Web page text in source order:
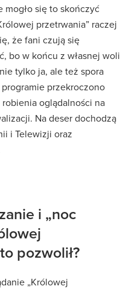
mogło się to skończyć
przetrwania” raczej
że fani czują się
bo w końcu z własnej woli
tylko ja, ale też spora
przekroczono
oglądalności na
Na deser dochodzą
i Telewizji oraz
i „noc
pozwolił?
„Królowej